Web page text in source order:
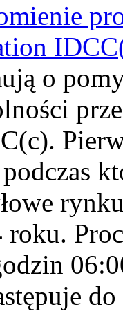
o
roku.